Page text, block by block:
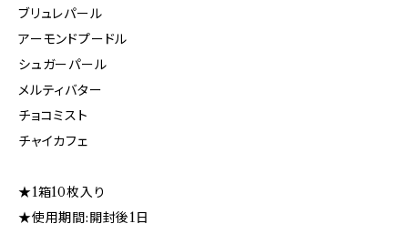
ブリュレパール
アーモンドプードル
シュガーパール
メルティバター
チョコミスト
チャイカフェ
★1箱10枚入り
★使用期間:開封後1日